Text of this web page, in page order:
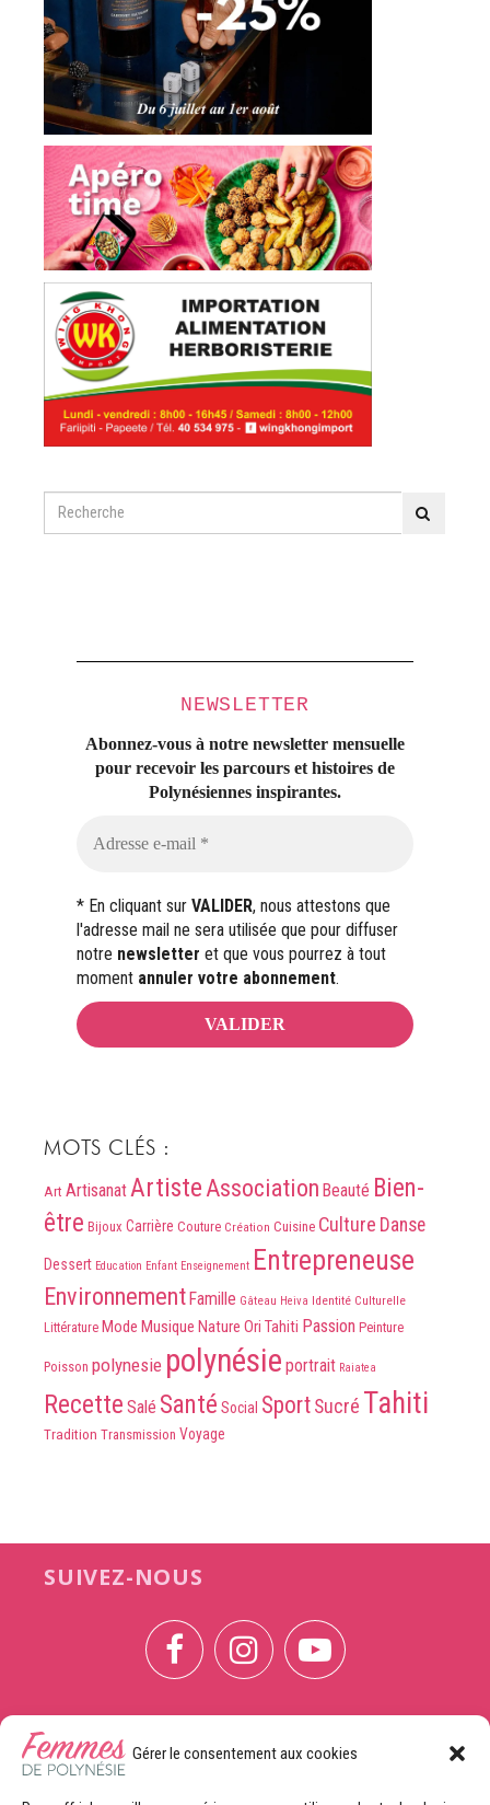
Gérer le consentement aux cookies
NEWSLETTER
Abonnez-vous à notre newsletter mensuelle
pour recevoir les parcours et histoires de
Polynésiennes inspirantes.
* En cliquant sur VALIDER, nous attestons que
l'adresse mail ne sera utilisée que pour diffuser
notre newsletter et que vous pourrez à tout
moment annuler votre abonnement.
MOTS CLÉS :
Art ArtisanatArtisteAssociation Beauté Bien-
être Bijoux Carrière Couture Création Cuisine Culture Danse
Dessert Education Enfant Enseignement Entrepreneuse
EnvironnementFamille Gâteau Heiva Identité Culturelle
Littérature Mode Musique Nature Ori Tahiti Passion Peinture
Poisson polynesie polynésie portrait Raiatea
Recette Salé Santé Social SportSucré Tahiti
Tradition Transmission Voyage
SUIVEZ-NOUS
CONTACTEZ-NOUS